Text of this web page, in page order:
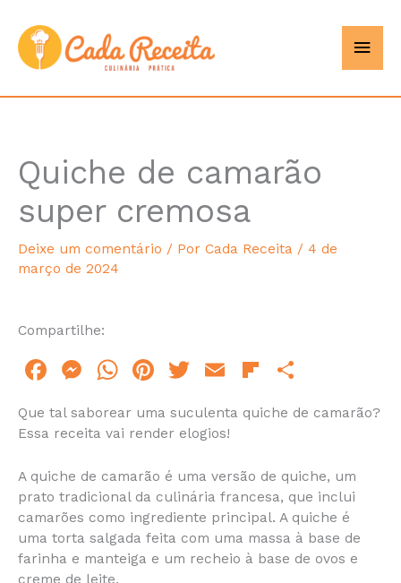
para
conteúdo
Quiche de camarão
super cremosa
Deixe um comentário / Por Cada Receita / 4 de
março de 2024
Compartilhe:
F
a
c
b
o
o
k
M
e
s
e
n
g
er
W
at
A
p
p
Pi
te
st
T
w
itt
E
ai
Fl
ip
b
ar
d
ar
Que tal saborear uma suculenta quiche de camarão?
Essa receita vai render elogios!
A quiche de camarão é uma versão de quiche, um
prato tradicional da culinária francesa, que inclui
camarões como ingrediente principal. A quiche é
uma torta salgada feita com uma massa à base de
farinha e manteiga e um recheio à base de ovos e
creme de leite.
hour minute